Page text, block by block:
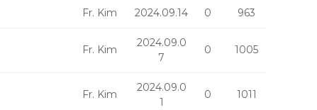
Fr. Kim 2024.09.14 0 963
Fr. Kim
2024.09.0
7
0 1005
Fr. Kim
2024.09.0
1
0 1011